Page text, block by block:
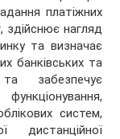
платіжних
здійснює нагляд
та визначає
банківських та
забезпечує
систем,
дистанційної